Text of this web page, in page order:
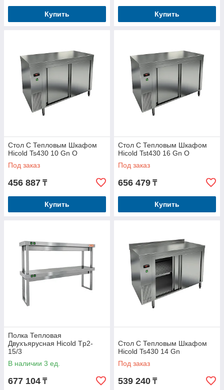
Купить Купить
Стол С Тепловым Шкафом
Hicold Ts430 10 Gn O
Под заказ
456 887 ₸
Купить
Стол С Тепловым Шкафом
Hicold Tst430 16 Gn O
Под заказ
656 479 ₸
Купить
Полка Тепловая
Двухъярусная Hicold Tp2-
15/3
В наличии 3 ед.
677 104 ₸
Стол С Тепловым Шкафом
Hicold Ts430 14 Gn
Под заказ
539 240 ₸